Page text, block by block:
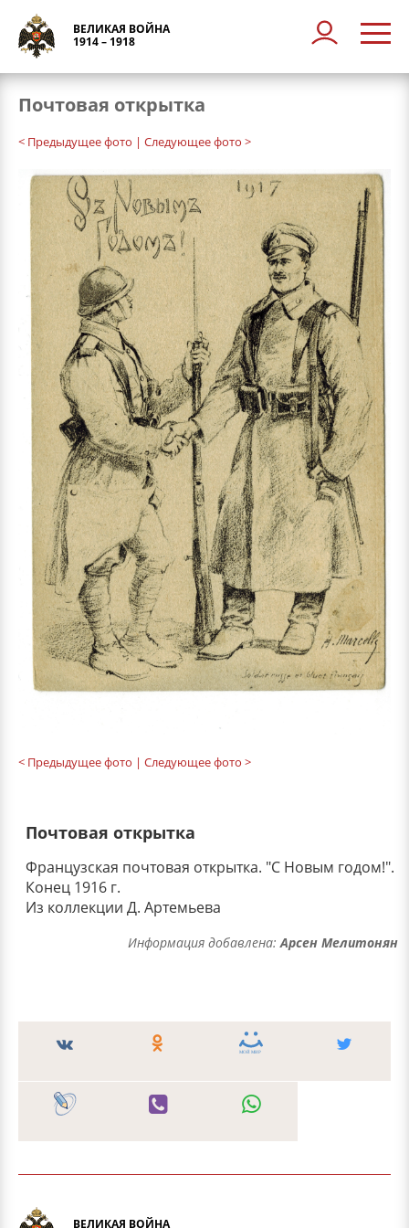
ВЕЛИКАЯ ВОЙНА
1914 – 1918
Почтовая открытка
< Предыдущее фото | Следующее фото >
< Предыдущее фото | Следующее фото >
Почтовая открытка
Французская почтовая открытка. "С Новым годом!".
Конец 1916 г.
Из коллекции Д. Артемьева
Информация добавлена:Арсен Мелитонян
ВЕЛИКАЯ ВОЙНА